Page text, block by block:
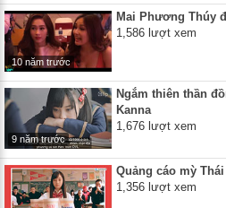
10 năm trước
Mai Phương Thúy
1,586 lượt xem
9 năm trước
Ngắm thiên thần
Kanna
1,676 lượt xem
Quảng cáo mỳ
1,356 lượt xem